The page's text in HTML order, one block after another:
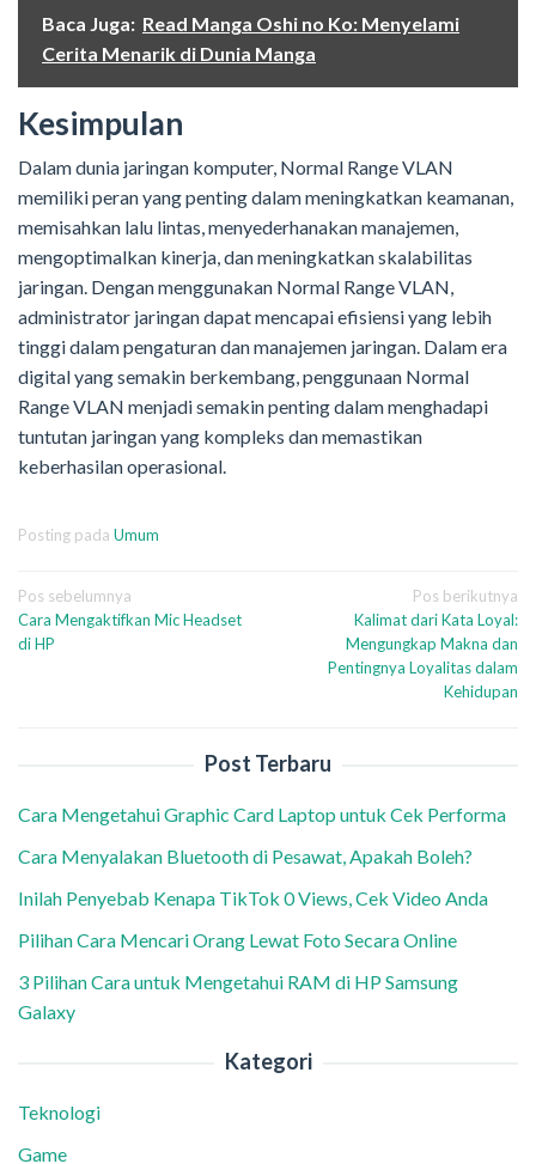
Baca Juga: Read Manga Oshi no Ko: Menyelami
Cerita Menarik di Dunia Manga
Kesimpulan
Dalam dunia jaringan komputer, Normal Range VLAN
memiliki peran yang penting dalam meningkatkan keamanan,
memisahkan lalu lintas, menyederhanakan manajemen,
mengoptimalkan kinerja, dan meningkatkan skalabilitas
jaringan. Dengan menggunakan Normal Range VLAN,
administrator jaringan dapat mencapai efisiensi yang lebih
tinggi dalam pengaturan dan manajemen jaringan. Dalam era
digital yang semakin berkembang, penggunaan Normal
Range VLAN menjadi semakin penting dalam menghadapi
tuntutan jaringan yang kompleks dan memastikan
keberhasilan operasional.
Posting pada Umum
Navigasi
pos
Pos sebelumnya
Cara Mengaktifkan Mic Headset
di HP
Pos berikutnya
Kalimat dari Kata Loyal:
Mengungkap Makna dan
Pentingnya Loyalitas dalam
Kehidupan
Post Terbaru
Cara Mengetahui Graphic Card Laptop untuk Cek Performa
Cara Menyalakan Bluetooth di Pesawat, Apakah Boleh?
Inilah Penyebab Kenapa TikTok 0 Views, Cek Video Anda
Pilihan Cara Mencari Orang Lewat Foto Secara Online
3 Pilihan Cara untuk Mengetahui RAM di HP Samsung
Galaxy
Kategori
Teknologi
Game